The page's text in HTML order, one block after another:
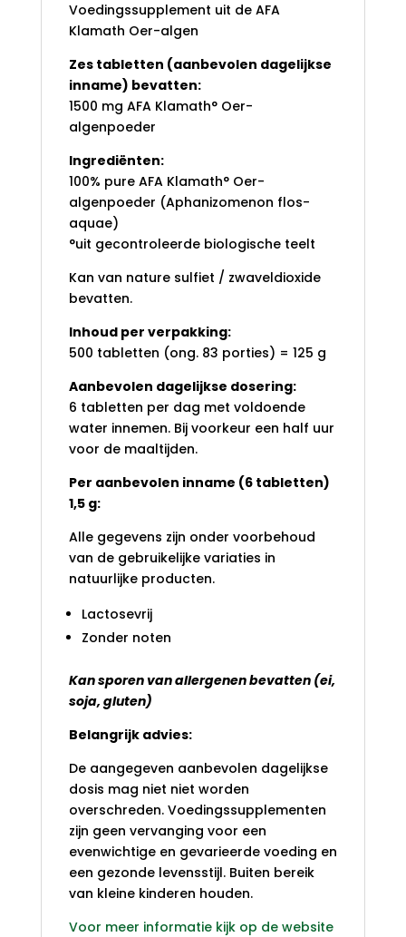
Voedingssupplement uit de AFA
Klamath Oer-algen
Zes tabletten (aanbevolen dagelijkse
inname) bevatten:
1500 mg AFA Klamath° Oer-
algenpoeder
Ingrediënten:
100% pure AFA Klamath° Oer-
algenpoeder (Aphanizomenon flos-
aquae)
°uit gecontroleerde biologische teelt
Kan van nature sulfiet / zwaveldioxide
bevatten.
Inhoud per verpakking:
500 tabletten (ong. 83 porties) = 125 g
Aanbevolen dagelijkse dosering:
6 tabletten per dag met voldoende
water innemen. Bij voorkeur een half uur
voor de maaltijden.
Per aanbevolen inname (6 tabletten)
1,5 g:
Alle gegevens zijn onder voorbehoud
van de gebruikelijke variaties in
natuurlijke producten.
Lactosevrij
Zonder noten
Kan sporen van allergenen bevatten (ei,
soja, gluten)
Belangrijk advies:
De aangegeven aanbevolen dagelijkse
dosis mag niet niet worden
overschreden. Voedingssupplementen
zijn geen vervanging voor een
evenwichtige en gevarieerde voeding en
een gezonde levensstijl. Buiten bereik
van kleine kinderen houden.
Voor meer informatie kijk op de website